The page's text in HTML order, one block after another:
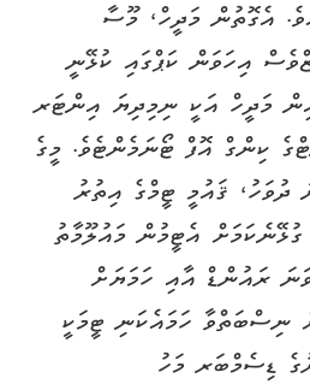
އެގޮތުން މަދީހް، މޫސާ
އިހަވަން ކަޕްގައި ކުޅޭނީ
މަދީހް އަކީ ނިމިދިޔަ އިންޓަރ
ކިންގް އޮފް ޓޯނަމެންޓެވެ. މީގެ
މިމަހުގެ 22 ވަނަ ދުވަހު، ޤައުމީ ޓީމްގެ އިތުރު
އެޓީމުން މައުލޫމާތު
ރައުންޑް އާއި ހަމަޔަށް
ނިސްބަތްވާ ހަމައެކަނި ޓީމަކީ
ޑިސެމްބަރ މަހު